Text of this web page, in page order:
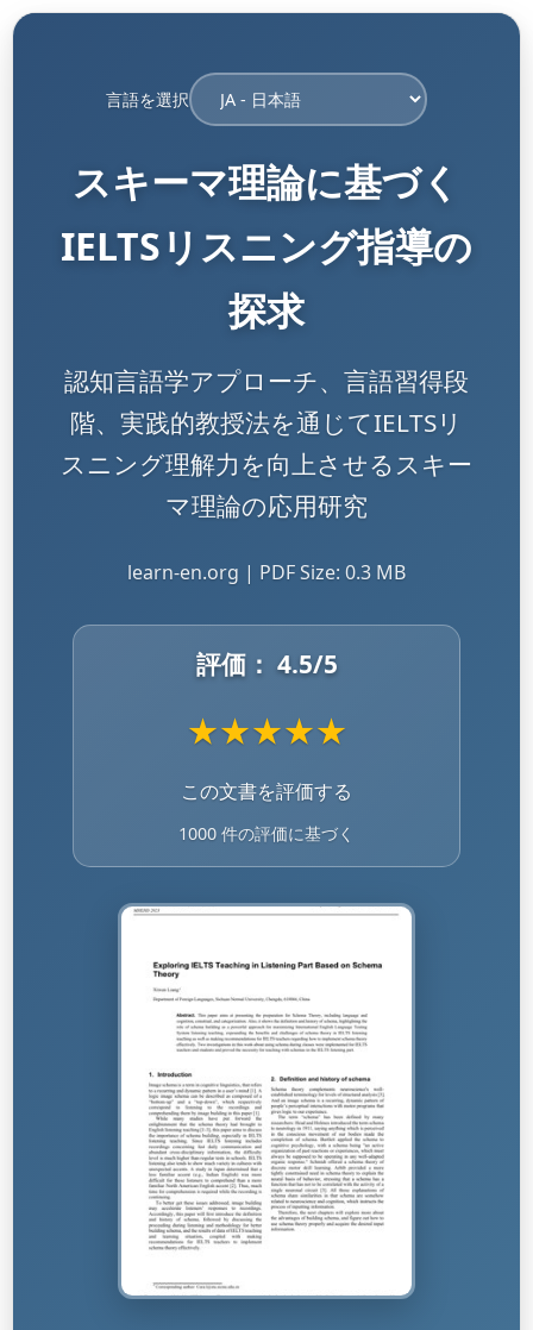
言語を選択
スキーマ理論に基づく
IELTSリスニング指導の
探求
認知言語学アプローチ、言語習得段
階、実践的教授法を通じてIELTSリ
スニング理解力を向上させるスキー
マ理論の応用研究
learn-en.org | PDF Size: 0.3 MB
評価： 4.5/5
★★★★★
この文書を評価する
1000 件の評価に基づく